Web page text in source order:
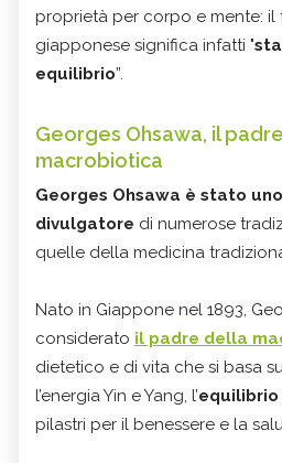
proprietà per corpo e mente: il
giapponese significa infatti "
equilibrio”.
Georges Ohsawa, il
macrobiotica
Georges Ohsawa è stato
divulgatore di numerose
quelle della medicina
Nato in Giappone nel 1893,
considerato il padre della
dietetico e di vita che si basa
l’energia Yin e Yang, l’equilibrio
pilastri per il benessere e la